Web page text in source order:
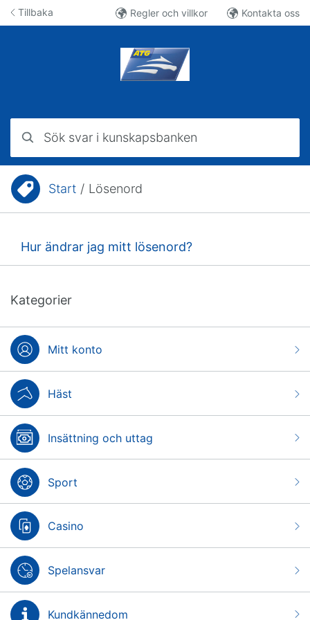
Hoppa till innehåll
Tillbaka Regler och villkor Kontakta oss
Du är här:Start / Lösenord
Hur ändrar jag mitt lösenord?
Kategorier
Mitt konto
Häst
Insättning och uttag
Sport
Casino
Spelansvar
Kundkännedom